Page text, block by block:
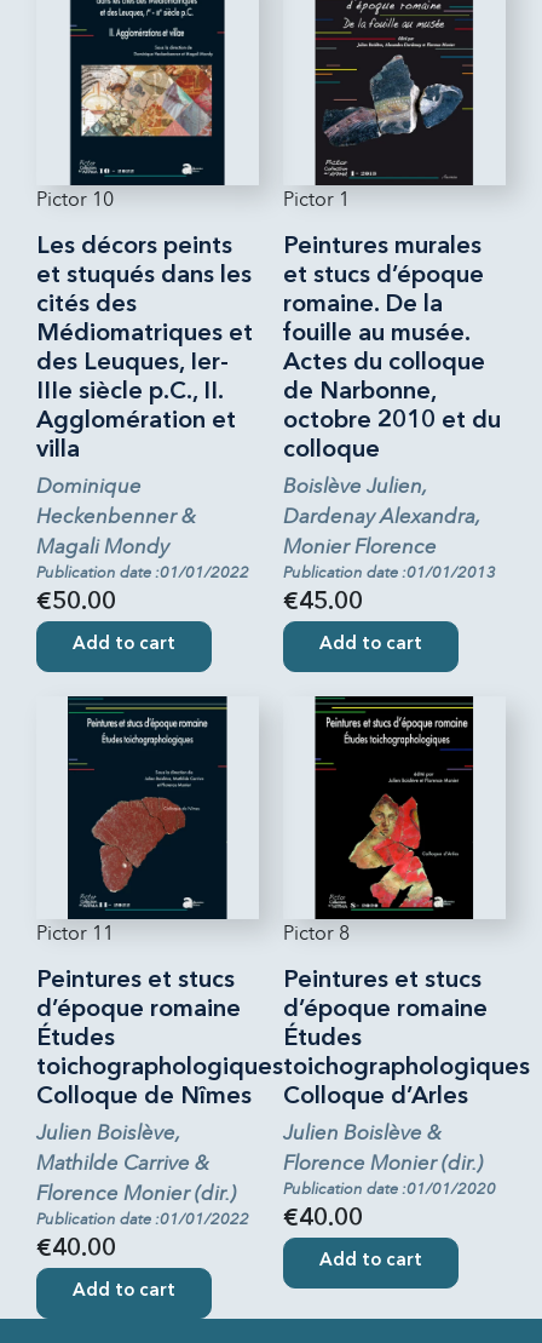
Pictor 10
Les décors peints
et stuqués dans les
cités des
Médiomatriques et
des Leuques, Ier-
IIIe siècle p.C., II.
Agglomération et
villa
Dominique
Heckenbenner &
Magali Mondy
Publication date :01/01/2022
€50.00
Add to cart
Pictor 1
Peintures murales
et stucs d’époque
romaine. De la
fouille au musée.
Actes du colloque
de Narbonne,
octobre 2010 et du
colloque
Boislève Julien,
Dardenay Alexandra,
Monier Florence
Publication date :01/01/2013
€45.00
Add to cart
Pictor 11
Peintures et stucs
d’époque romaine
Études
toichographologiques
Colloque de Nîmes
Julien Boislève,
Mathilde Carrive &
Florence Monier (dir.)
Publication date :01/01/2022
€40.00
Add to cart
Pictor 8
Peintures et stucs
d’époque romaine
Études
toichographologiques
Colloque d’Arles
Julien Boislève &
Florence Monier (dir.)
Publication date :01/01/2020
€40.00
Add to cart